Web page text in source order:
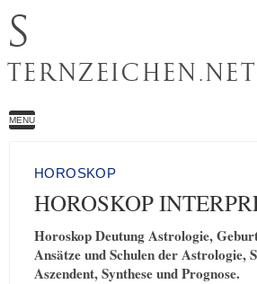
S
TERNZEICHEN.NET
MENU
HOROSKOP
HOROSKOP
Horoskop Deutung Astrologie,
Ansätze und Schulen der Astrologie,
Aszendent, Synthese und Prognose.